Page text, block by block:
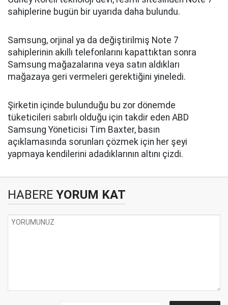
sahiplerine bugün bir uyarıda daha bulundu.
Samsung, orjinal ya da değiştirilmiş Note 7
sahiplerinin akıllı telefonlarını kapattıktan sonra
Samsung mağazalarına veya satın aldıkları
mağazaya geri vermeleri gerektiğini yineledi.
Şirketin içinde bulunduğu bu zor dönemde
tüketicileri sabırlı olduğu için takdir eden ABD
Samsung Yöneticisi Tim Baxter, basın
açıklamasında sorunları çözmek için her şeyi
yapmaya kendilerini adadıklarının altını çizdi.
HABERE YORUM KAT